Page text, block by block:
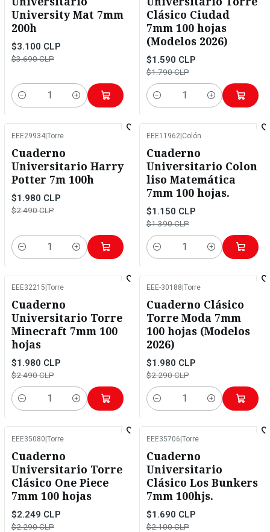
University Mat 7mm
200h
$3.100 CLP
$3.690 CLP
Cantidad
Clásico Ciudad
7mm 100 hojas
(Modelos 2026)
$1.590 CLP
$1.790 CLP
Cantidad
EEE29934 Torre
Cuaderno
Universitario Harry
Potter 7m 100h
$1.980 CLP
$2.490 CLP
Cantidad
EEE11962 Colón
Cuaderno
Universitario Colon
liso Matemática
7mm 100 hojas.
$1.150 CLP
$1.390 CLP
Cantidad
EEE32215|Torre
Cuaderno
Universitario Torre
Minecraft 7mm 100
hojas
$1.980 CLP
$2.490 CLP
Cantidad
EEE-30188|Torre
Cuaderno Clásico
Torre Moda 7mm
100 hojas (Modelos
2026)
$1.980 CLP
$2.290 CLP
Cantidad
EEE35080|Torre
Cuaderno
Universitario Torre
Clásico One Piece
7mm 100 hojas
$2.249 CLP
$2.290 CLP
EEE35706|Torre
Cuaderno
Universitario
Clásico Los Bunkers
7mm 100hjs.
$1.690 CLP
$2.100 CLP